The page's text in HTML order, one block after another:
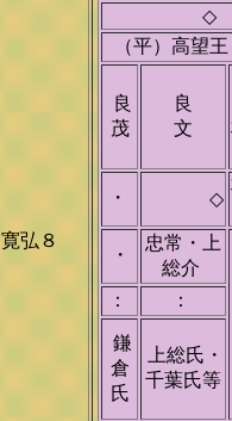
寛弘８
（平）高望
良
茂
良
文
・ ◇
・
忠常・上
総介
：
：
鎌
倉
氏
上総氏・
千葉氏等